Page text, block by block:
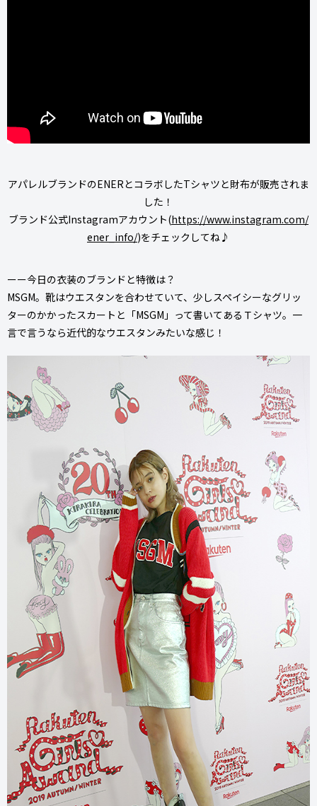
アパレルブランドのENERとコラボしたTシャツと財布が販売されま
した！
ブランド公式Instagramアカウント(https://www.instagram.com/
ener_info/)をチェックしてね♪
ーー今日の衣装のブランドと特徴は？
MSGM。靴はウエスタンを合わせていて、少しスペイシーなグリッ
ターのかかったスカートと「MSGM」って書いてあるＴシャツ。一
言で言うなら近代的なウエスタンみたいな感じ！